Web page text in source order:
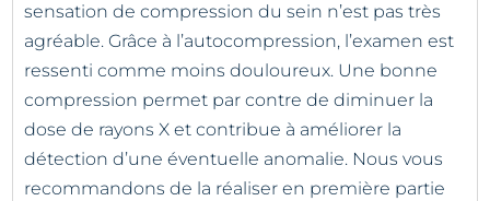
sensation de compression du sein n’est pas très
agréable. Grâce à l’autocompression, l’examen est
ressenti comme moins douloureux. Une bonne
compression permet par contre de diminuer la
dose de rayons X et contribue à améliorer la
détection d’une éventuelle anomalie. Nous vous
recommandons de la réaliser en première partie